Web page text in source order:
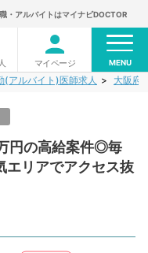
・アルバイトはマイナビDOCTOR
マイページ MENU
(アルバイト)医師求人 大阪府
円の高給案件◎毎
エリアでアクセス抜